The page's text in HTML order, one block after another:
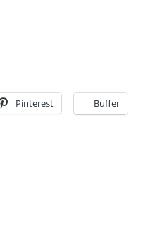
Pinterest Buffer